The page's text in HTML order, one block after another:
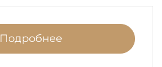
Подробнее